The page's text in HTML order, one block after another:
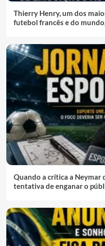
Thierry Henry, um dos
futebol francês e do
Quando a crítica a Neymar
tentativa de enganar o